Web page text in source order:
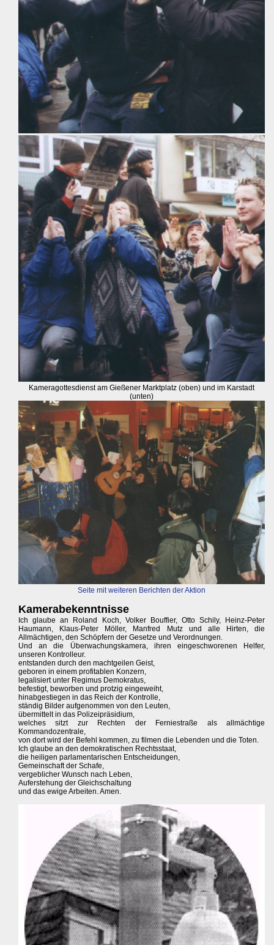
Kameragottesdienst am Gießener Marktplatz (oben) und im Karstadt
(unten)
Seite mit weiteren Berichten der Aktion
Kamerabekenntnisse
Ich glaube an Roland Koch, Volker Bouffier, Otto Schily, Heinz-Peter
Haumann, Klaus-Peter Möller, Manfred Mutz und alle Hirten, die
Allmächtigen, den Schöpfern der Gesetze und Verordnungen.
Und an die Überwachungskamera, ihren eingeschworenen Helfer,
unseren Kontrolleur.
entstanden durch den machtgeilen Geist,
geboren in einem profitablen Konzern,
legalisiert unter Regimus Demokratus,
befestigt, beworben und protzig eingeweiht,
hinabgestiegen in das Reich der Kontrolle,
ständig Bilder aufgenommen von den Leuten,
übermittelt in das Polizeipräsidium,
welches sitzt zur Rechten der Ferniestraße als allmächtige
Kommandozentrale,
von dort wird der Befehl kommen, zu filmen die Lebenden und die Toten.
Ich glaube an den demokratischen Rechtsstaat,
die heiligen parlamentarischen Entscheidungen,
Gemeinschaft der Schafe,
vergeblicher Wunsch nach Leben,
Auferstehung der Gleichschaltung
und das ewige Arbeiten. Amen.